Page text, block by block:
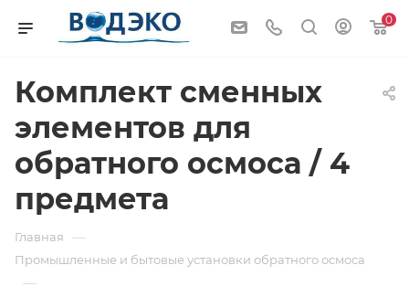
0
Комплект сменных
элементов для
обратного осмоса / 4
предмета
Главная —
Промышленные и бытовые установки обратного осмоса
—